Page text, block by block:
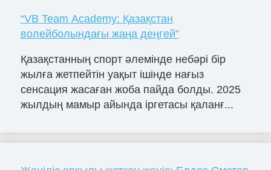
“VB Team Academy: Қазақстан
волейболындағы жаңа деңгей”
Қазақстанның спорт әлемінде небәрі бір
жылға жетпейтін уақыт ішінде нағыз
сенсация жасаған жоба пайда болды. 2025
жылдың мамыр айында іргетасы қаланғ...